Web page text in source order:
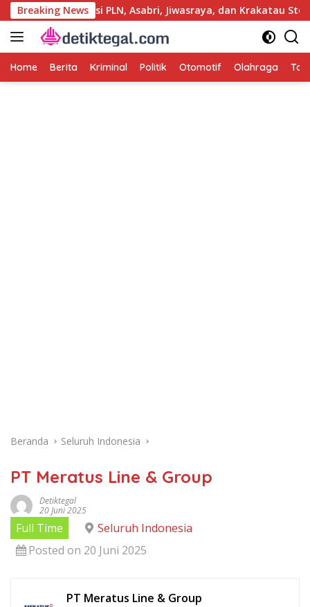
Langsung
ke
konten
Breaking News
Kasus Korupsi PLN, Asabri, Jiwasraya, dan Krakatau Steel
Home Berita Kriminal Politik Otomotif Olahraga
Beranda Seluruh Indonesia
PT Meratus Line & Group
Detiktegal
20 Juni 2025
Full Time
Seluruh Indonesia
Posted on 20 Juni 2025
PT Meratus Line & Group